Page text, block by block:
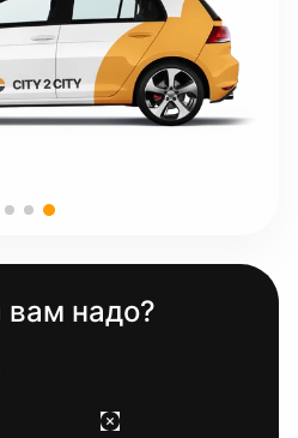
вам надо?